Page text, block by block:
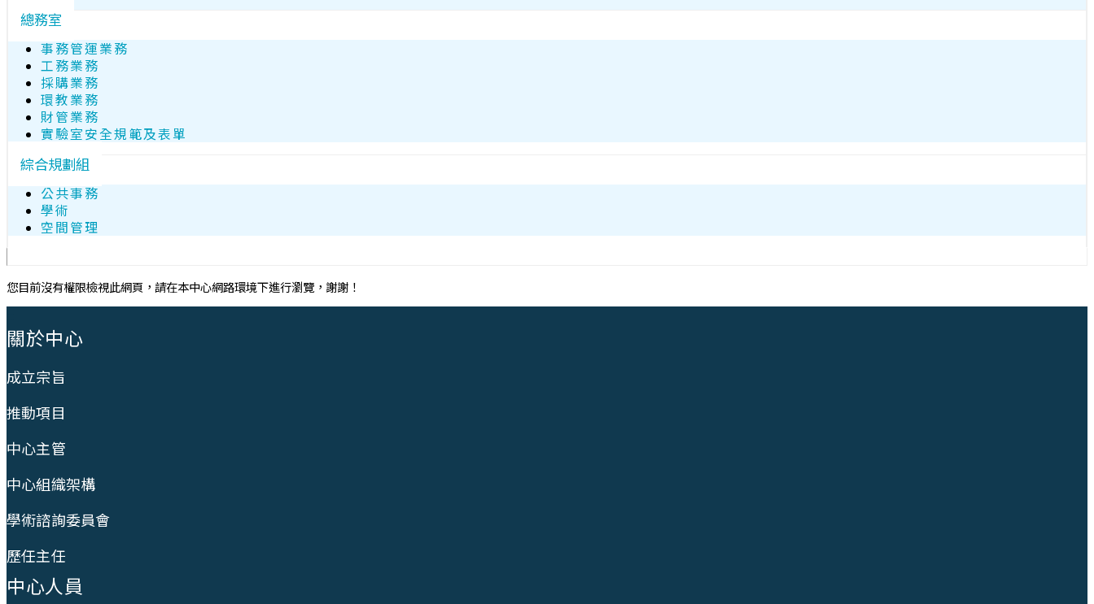
總務室
事務管運業務
工務業務
採購業務
環教業務
財管業務
實驗室安全規範及表單
綜合規劃組
公共事務
學術
空間管理
您目前沒有權限檢視此網頁，請在本中心網路環境下進行瀏覽，謝謝！
關於中心
成立宗旨
推動項目
中心主管
中心組織架構
學術諮詢委員會
歷任主任
中心人員